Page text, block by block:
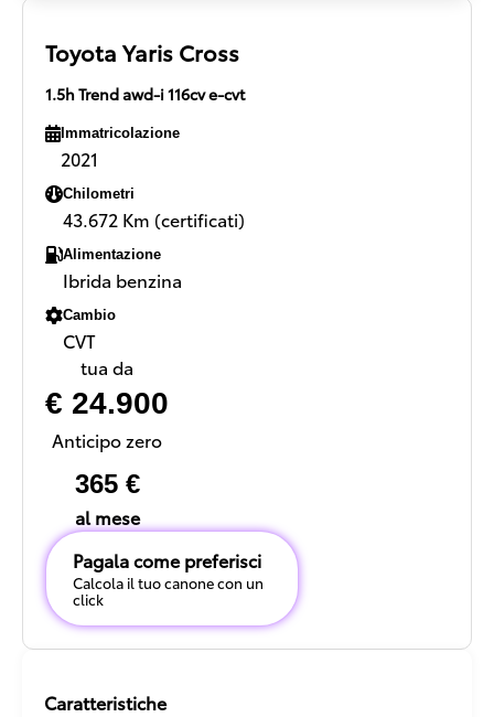
Toyota Yaris Cross
1.5h Trend awd-i 116cv e-cvt
Immatricolazione
2021
Chilometri
43.672 Km (certificati)
Alimentazione
Ibrida benzina
Cambio
CVT
tua da
€ 24.900
Anticipo zero
365 €
al mese
Pagala come preferisci
Calcola il tuo canone con un
click
Caratteristiche